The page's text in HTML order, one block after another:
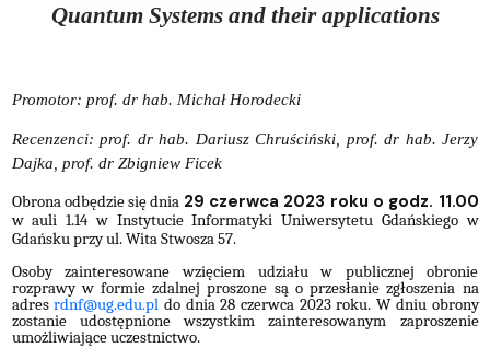
Quantum Systems and their applications
Promotor: prof. dr hab. Michał Horodecki
Recenzenci: prof. dr hab. Dariusz Chruściński, prof. dr hab. Jerzy
Dajka, prof. dr Zbigniew Ficek
Obrona odbędzie się dnia 29 czerwca 2023 roku o godz. 11.00
w auli 1.14 w Instytucie Informatyki Uniwersytetu Gdańskiego w
Gdańsku przy ul. Wita Stwosza 57.
Osoby zainteresowane wzięciem udziału w publicznej obronie
rozprawy w formie zdalnej proszone są o przesłanie zgłoszenia na
adresrdnf@ug.edu.pl do dnia 28 czerwca 2023 roku. W dniu obrony
zostanie udostępnione wszystkim zainteresowanym zaproszenie
umożliwiające uczestnictwo.